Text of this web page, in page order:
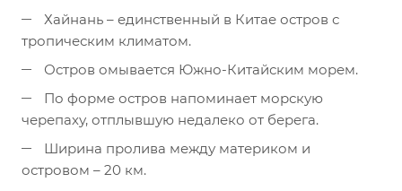
Хайнань – единственный в Китае остров с
тропическим климатом.
Остров омывается Южно-Китайским морем.
По форме остров напоминает морскую
черепаху, отплывшую недалеко от берега.
Ширина пролива между материком и
островом – 20 км.